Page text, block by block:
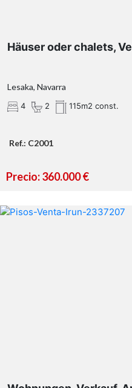
Häuser oder chalets,
Lesaka, Navarra
4 2 115m2 const.
Ref.: C2001
Precio: 360.000 €